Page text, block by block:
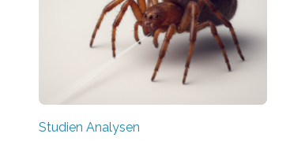
Studien Analysen